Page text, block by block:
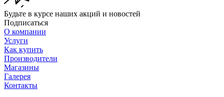
Будьте в курсе наших акций и новостей
Подписаться
О компании
Услуги
Как купить
Производители
Магазины
Галерея
Контакты